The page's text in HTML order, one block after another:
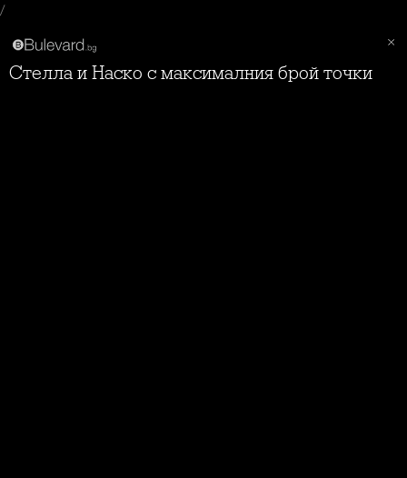
/
Стелла и Наско с максималния брой точки